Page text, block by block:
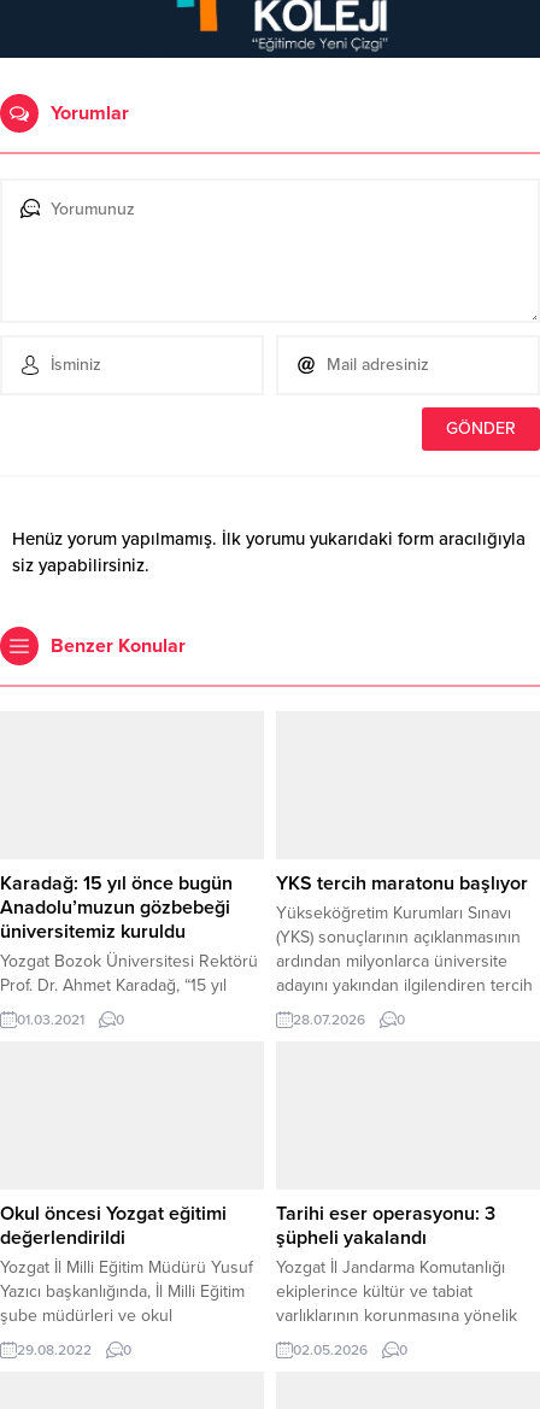
Yorumlar
Henüz yorum yapılmamış. İlk yorumu yukarıdaki form aracılığıyla
siz yapabilirsiniz.
Benzer Konular
Karadağ: 15 yıl önce bugün
Anadolu’muzun gözbebeği
üniversitemiz kuruldu
Yozgat Bozok Üniversitesi Rektörü
Prof. Dr. Ahmet Karadağ, “15 yıl
önce 1 Mart günü bir umudu
yeşertmek, geleceğe güvenle
01.03.2021 0
YKS tercih maratonu başlıyor
Yükseköğretim Kurumları Sınavı
(YKS) sonuçlarının açıklanmasının
ardından milyonlarca üniversite
adayını yakından ilgilendiren tercih
süreci 29 Temmuz Çarşamba günü
başlıyor. Adaylar, ÖSYM tarafından
ve geleceğin mesleklerine yönelik
programların dikkatle incelenmesi
gerektiğini vurguluyor....
28.07.2026 0
Okul öncesi Yozgat eğitimi
değerlendirildi
Yozgat İl Milli Eğitim Müdürü Yusuf
Yazıcı başkanlığında, İl Milli Eğitim
şube müdürleri ve okul
müdürlerinin katılımı ile Yozgat
eğitim değerlendirme toplantısı
29.08.2022 0
Tarihi eser operasyonu: 3
şüpheli yakalandı
Yozgat İl Jandarma Komutanlığı
ekiplerince kültür ve tabiat
varlıklarının korunmasına yönelik
yürütülen çalışmalar kapsamında
Sorgun ilçesinde tarihi eser
02.05.2026 0